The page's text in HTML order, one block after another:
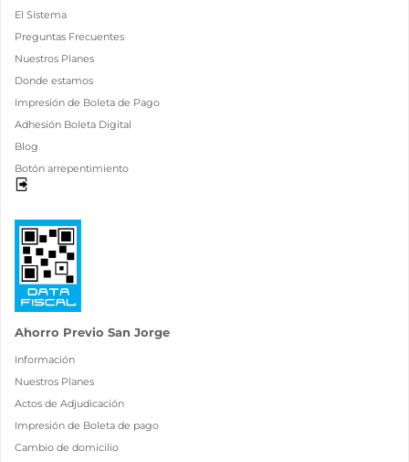
El Sistema
Preguntas Frecuentes
Nuestros Planes
Donde estamos
Impresión de Boleta de Pago
Adhesión Boleta Digital
Blog
Botón arrepentimiento
Ahorro Previo San Jorge
Información
Nuestros Planes
Actos de Adjudicación
Impresión de Boleta de pago
Cambio de domicilio